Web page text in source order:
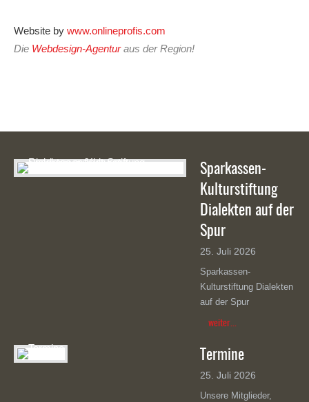
Website by www.onlineprofis.com
Die Webdesign-Agenturaus der Region!
Sparkassen-
Kulturstiftung
Dialekten auf der
Spur
25. Juli 2026
Sparkassen-
Kulturstiftung Dialekten
auf der Spur
weiter...
Termine
25. Juli 2026
Unsere Mitglieder,